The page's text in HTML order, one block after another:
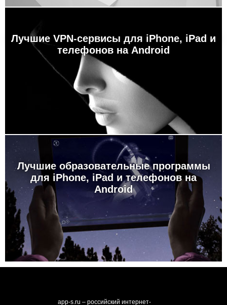
Лучшие VPN-сервисы для iPhone, iPad и
телефонов на Android
Лучшие образовательные программы
для iPhone, iPad и телефонов на
Android
app-s.ru – российский интернет-